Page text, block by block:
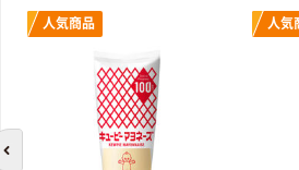
人気商品 人気
前のスライドへ
く ふせん
￥386~ （税込）